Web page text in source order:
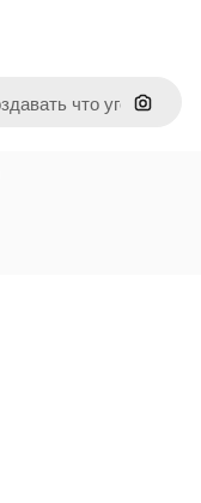
Поиск